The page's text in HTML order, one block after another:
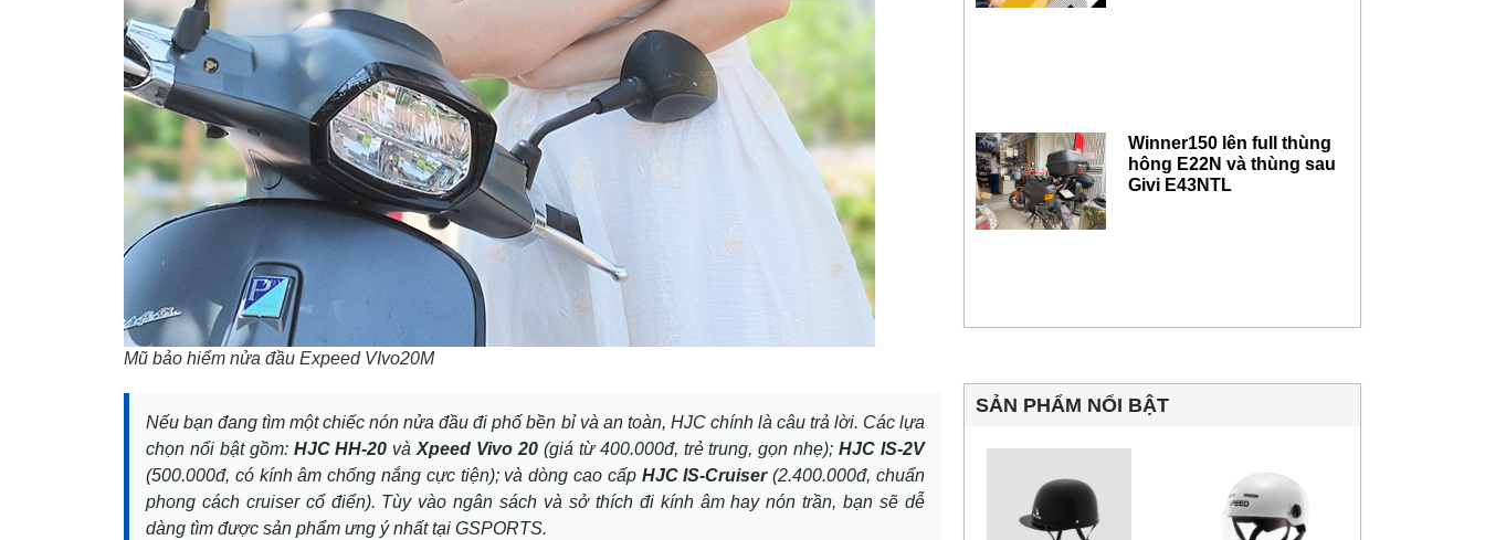
Mũ bảo hiểm nửa đầu Expeed VIvo20M
Nếu bạn đang tìm một chiếc nón nửa đầu đi phố bền bỉ và an toàn, HJC chính là câu trả lời. Các lựa
chọn nổi bật gồm: HJC HH-20 vàXpeed Vivo 20 (giá từ 400.000đ, trẻ trung, gọn nhẹ);HJC IS-2V
(500.000đ, có kính âm chống nắng cực tiện); và dòng cao cấp HJC IS-Cruiser(2.400.000đ, chuẩn
phong cách cruiser cổ điển). Tùy vào ngân sách và sở thích đi kính âm hay nón trần, bạn sẽ dễ
dàng tìm được sản phẩm ưng ý nhất tại GSPORTS.
Winner150 lên full thùng
hông E22N và thùng sau
Givi E43NTL
SẢN PHẨM NỔI BẬT